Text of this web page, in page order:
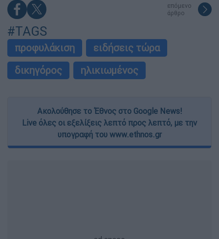
επόμενο
άρθρο
#TAGS
προφυλάκιση
ειδήσεις τώρα
δικηγόρος
ηλικιωμένος
Ακολούθησε το Έθνος στο Google News!
Live όλες οι εξελίξεις λεπτό προς λεπτό, με την
υπογραφή του www.ethnos.gr